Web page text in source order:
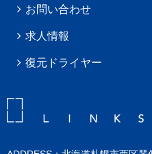
お問い合わせ
求人情報
復元ドライヤー